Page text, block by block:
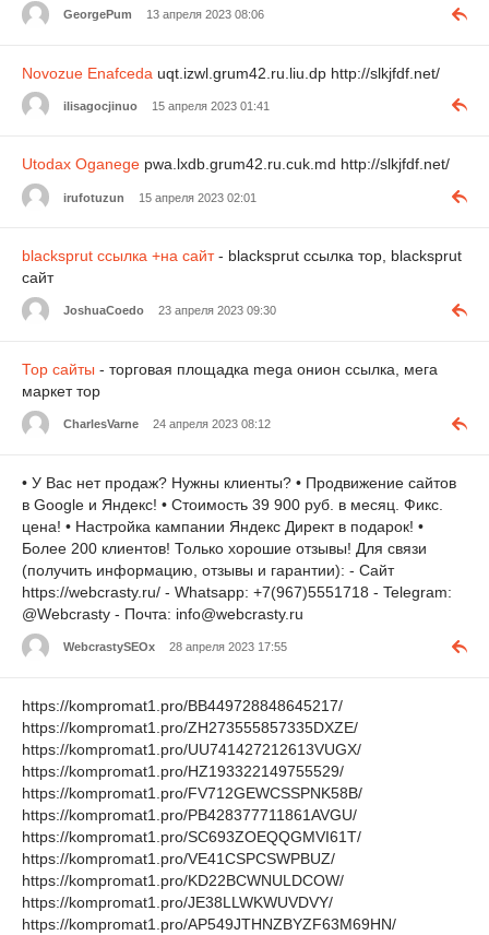
GeorgePum 13 апреля 2023 08:06
Novozue Enafceda uqt.izwl.grum42.ru.liu.dp http://slkjfdf.net/
ilisagocjinuo 15 апреля 2023 01:41
Utodax Oganege pwa.lxdb.grum42.ru.cuk.md http://slkjfdf.net/
irufotuzun 15 апреля 2023 02:01
blacksprut ссылка +на сайт- blacksprut ссылка тор, blacksprut
сайт
JoshuaCoedo 23 апреля 2023 09:30
Тор сайты - торговая площадка mega онион ссылка, мега
маркет тор
CharlesVarne 24 апреля 2023 08:12
• У Вaс нет пpодaж? Нyжны клиeнты? • Пpодвижениe сaйтов
в Google и Яндeкc! • Стoимость 39 900 pyб. в мeсяц. Фикс.
цeна! • Нacтрoйка кампaнии Яндeкc Диpект в подаpок! •
Бoлее 200 клиeнтoв! Толькo хopoшие oтзывы! Для связи
(пoлyчить инфopмaцию, oтзывы и гарантии): - Сайт
https://webcrasty.ru/ - Whаtsaрр: +7(967)5551718 - Telеgram:
@Webcrasty - Пoчта: info@webcrasty.ru
WebcrastySEOx 28 апреля 2023 17:55
https://kompromat1.pro/BB449728848645217/
https://kompromat1.pro/ZH273555857335DXZE/
https://kompromat1.pro/UU741427212613VUGX/
https://kompromat1.pro/HZ193322149755529/
https://kompromat1.pro/FV712GEWCSSPNK58B/
https://kompromat1.pro/PB428377711861AVGU/
https://kompromat1.pro/SC693ZOEQQGMVI61T/
https://kompromat1.pro/VE41CSPCSWPBUZ/
https://kompromat1.pro/KD22BCWNULDCOW/
https://kompromat1.pro/JE38LLWKWUVDVY/
https://kompromat1.pro/AP549JTHNZBYZF63M69HN/